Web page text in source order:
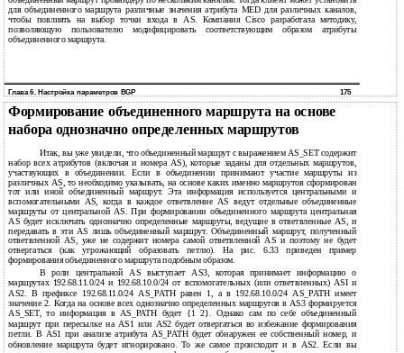
для объединенного маршрута различные значения атрибута MED для различных каналов,
чтобы повлиять на выбор точки входа в AS. Компания Cisco разработала методику,
позволяющую пользователю модифицировать соответствующим образом атрибуты
объединенного маршрута.
Глава 6. Настройка параметров BGP 175
Формирование объединенного маршрута на основе
набора однозначно определенных маршрутов
Итак, вы уже увидели, что объединенный маршрут с выражением AS_SET содержит
набор всех атрибутов (включая и номера AS), которые заданы для отдельных маршрутов,
участвующих в объединении. Если в объединении принимают участие маршруты из
различных AS, то необходимо указывать, на основе каких именно маршрутов сформирован
тот или иной объединенный маршрут. Эта информация используется центральными и
вспомогательными AS, когда в каждое ответвление AS ведут отдельные объединенные
маршруты от центральной AS. При формировании объединенного маршрута центральная
AS будет исключать однозначно определенные маршруты, ведущие в ответвленные AS, и
передавать в эти AS лишь объединенный маршрут. Объединенный маршрут, полученный
ответвленной AS, уже не содержит номера самой ответвленной AS и поэтому не будет
отвергаться (как угрожающий образовать петлю). На рис. 6.33 приведен пример
формирования объединенного маршрута подобным образом.
В роли центральной AS выступает AS3, которая принимает информацию о
маршрутах 192.68.11.0/24 и 192.68.10.0/24 от вспомогательных (или ответвленных) ASI и
AS2. В префиксе 192.68.11.0/24 AS_PATH равен 1, а в 192.68.10.0/24 AS_PATH имеет
значение 2. Когда на основе всех однозначно определенных маршрутов в AS3 формируется
AS_SET, то информация в AS_PATH будет {1 2}. Однако сам по себе объединенный
маршрут при пересылке на AS1 или AS2 будет отвергаться во избежание формирования
петли. В AS1 при анализе атрибута AS_PATH будет обнаружен ее собственный номер, и
обновление маршрута будет игнорировано. То же самое происходит и в AS2. Если вы